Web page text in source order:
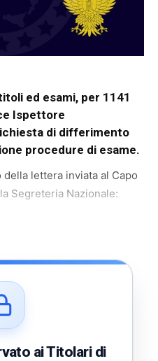
ed esami, per 1141
Ispettore
di differimento
procedure di esame.
lettera inviata al Capo
Segreteria Nazionale:
ai Titolari di